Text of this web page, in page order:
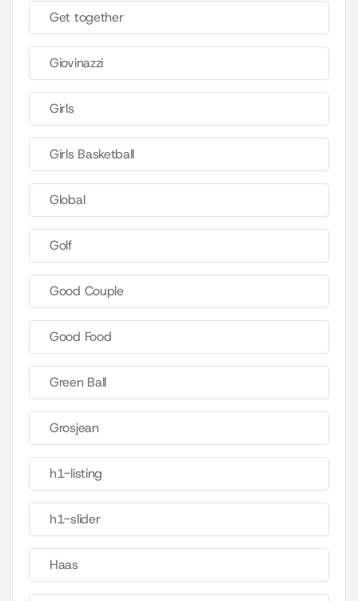
Get together
Giovinazzi
Girls
Girls Basketball
Global
Golf
Good Couple
Good Food
Green Ball
Grosjean
h1-listing
h1-slider
Haas